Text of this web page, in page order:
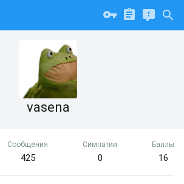
vasena
Сообщения
425
Симпатии
0
Баллы
16